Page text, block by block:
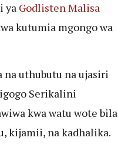
ya Godlisten Malisa
kutumia mgongo wa
na uthubutu na ujasiri
Serikalini
kwa watu wote bila
kijamii, na kadhalika.